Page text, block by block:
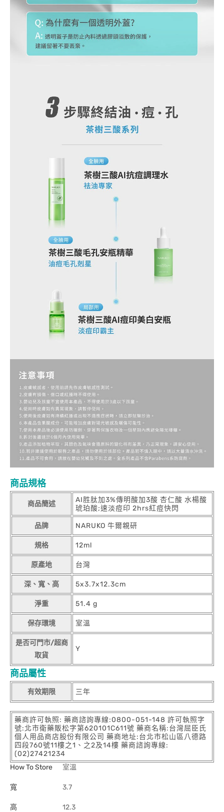
商品規格
商品簡述
AI胜肽加3%傳明酸加3酸 杏仁酸 水楊酸
琥珀酸;速淡痘印 2hrs紅痘快閃
品牌 NARUKO 牛爾親研
規格 12ml
原產地 台灣
深、寬、高 5x3.7x12.3cm
淨重 51.4 g
保存環境 室溫
是否可門市/超商
取貨
Y
商品屬性
有效期限 三年
藥商許可執照: 藥商諮詢專線:0800-051-148 許可執照字
號:北市衛藥販松字第620101C611號 藥商名稱:台灣屈臣氏
個人用品商店股份有限公司 藥商地址:台北市松山區八德路
四段760號11樓之1、之2及14樓 藥商諮詢專線:
(02)27421234
How To Store
室溫
寬 3.7
高 12.3